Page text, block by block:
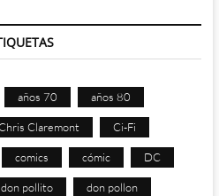
años 70 años 80
Claremont Ci-Fi
comics cómic DC
don pollito don pollon